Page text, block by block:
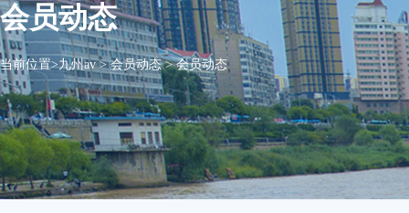
会员动态
当前位置>九州av>会员动态>会员动态